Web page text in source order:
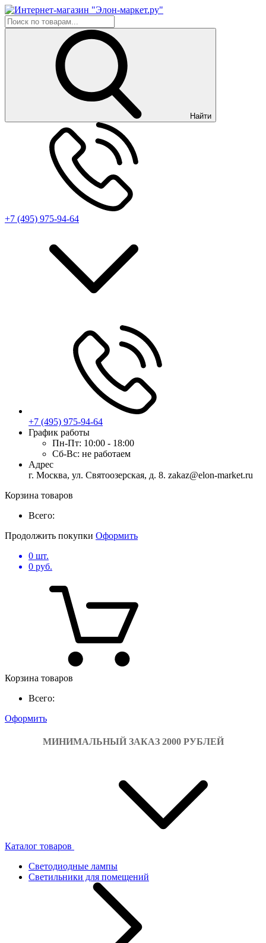
Найти
+7 (495) 975-94-64
+7 (495) 975-94-64
График работы
Пн-Пт: 10:00 - 18:00
Сб-Вс: не работаем
Адрес
г. Москва, ул. Святоозерская, д. 8. zakaz@elon-market.ru
Корзина товаров
Всего:
Продолжить покупки Оформить
0 шт.
0 руб.
Корзина товаров
Всего:
Оформить
МИНИМАЛЬНЫЙ ЗАКАЗ 2000 РУБЛЕЙ
Каталог товаров
Светодиодные лампы
Светильники для помещений